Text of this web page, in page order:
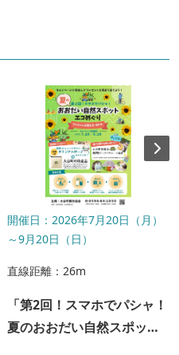
開催日：2026年7月20日（月）
～9月20日（日）
直線距離：26m
「第2回！スマホでパシャ！
夏のおおだい自然スポット